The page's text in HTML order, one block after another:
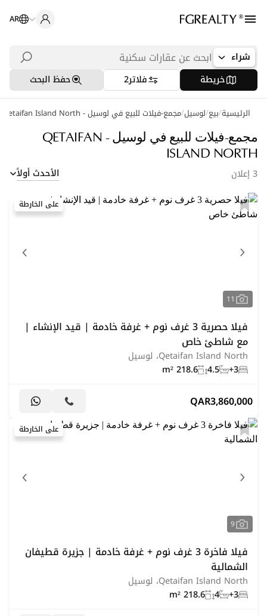
AR
شراء
عمليات بحث شائعة
شقق في اللؤلؤة
شقق في بورتو أرابيا
خريطة فلاتر2 حفظ البحث
الرئيسية/بيع/لوسيل/مجمع-فيلات للبيع في لوسيل - Qetaifan Island North
مجمع-فيلات للبيع في لوسيل - QETAIFAN
ISLAND NORTH
3 إعلان الأحدث أولاً
على الخارطة
11
فيلا حصرية 3 غرف نوم + غرفة خادمة | قيد الإنشاء |
مع شاطئ خاص
Qetaifan Island North، لوسيل
3+
4.5
218.6 m²
3,860,000
QAR
على الخارطة
9
فيلا فاخرة 3 غرف نوم + غرفة خادمة | جزيرة قطيفان
الشمالية
Qetaifan Island North، لوسيل
3+
4
218.6 m²